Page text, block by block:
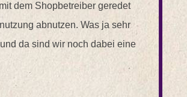
dem Shopbetreiber geredet
abnutzen. Was ja sehr
da sind wir noch dabei eine